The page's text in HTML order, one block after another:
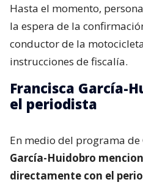
Hasta el momento,
la espera de la
conductor de la
instrucciones de fiscalía.
Francisca García-
el periodista
En medio del programa de
García-Huidobro
directamente con el